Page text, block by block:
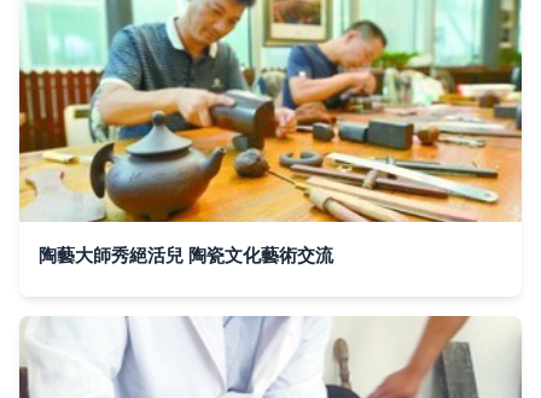
陶藝大師秀絕活兒 陶瓷文化藝術交流